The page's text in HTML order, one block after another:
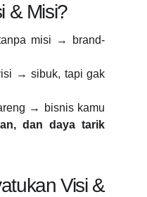
& Misi?
misi → brand-
→ sibuk, tapi gak
→ bisnis kamu
dan daya tarik
Visi &